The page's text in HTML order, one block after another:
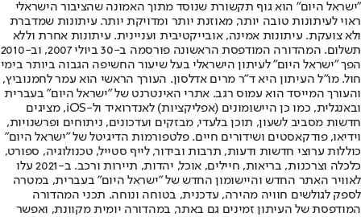
"ישראל היום" הוא גוף תקשורת שנוסד מתוך האמונה שהציבור הישראלי
ראוי לעיתונות טובה יותר, מאוזנת יותר ומדויקת יותר. עיתונות שמדברת
ולא צועקת. עיתונות אמינה, אובייקטיבית ועניינית. עיתונות אחרת וללא
תשלום. המהדורה המודפסת הראשונה פורסמה ב-30 ביולי 2007, וב-2010
הפך "ישראל היום" לעיתון הישראלי בעל שיעור החשיפה הגבוה ביותר בימי
חול. מו"ל העיתון היא ד"ר מרים אדלסון. העורך הראשי הוא עמר לחמנוביץ,
והעורך המייסד הוא עמוס רגב. אתרי האינטרנט של "ישראל היום" בעברית
ובאנגלית, כמו כן היישומונים (אפליקציות) לאנדרואיד ול-iOS, מציגים
חדשות מסביב לשעון, תוכן בלעדי, מבזקים ועדכונים, ניתוחים ופרשנויות,
וידיאו, פודקאסטים ושידורים חיים. פלטפורמות הדיגיטל של "ישראל היום"
כוללות ערוצי חדשות ודעות, תרבות ובידור, לייף סטייל, טכנולוגיה, ספורט,
כלכלה וצרכנות, בריאות, חיילים, אוכל, יהדות, תיירות ורכב. ב-2021 עלו
לאוויר האתר החדש והיישומון החדש של "ישראל היום" בעברית, במטרה
לספק לגולשים חוויה מהירה, עדכנית, בטוחה ונוחה. תכני המהדורה
המודפסת של העיתון זמינים גם באתר, במהדורה יומית מקוונת, ואפשר